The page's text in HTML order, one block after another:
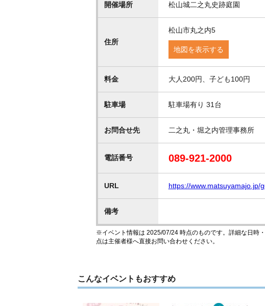
開催場所 松山城二之丸史跡庭園
住所
松山市丸之内5
地図を表示する
料金 大人200円、子ども100円
駐車場 駐車場有り 31台
お問合せ先 二之丸・堀之内管理事務所
電話番号 089-921-2000
URL https://www.matsuyamajo.jp/
備考
※イベント情報は 2025/07/24 時点のものです。詳細な日時
点は主催者様へ直接お問い合わせください。
こんなイベントもおすすめ